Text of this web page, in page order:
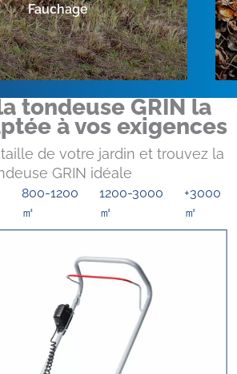
Fauchage
tondeuse GRIN la
à vos exigences
de votre jardin et trouvez la
GRIN idéale
800-1200
㎡
1200-3000
㎡
+3000
㎡